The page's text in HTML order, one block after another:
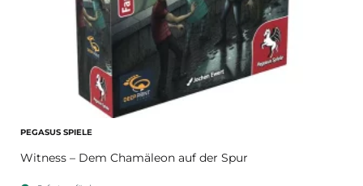
PEGASUS SPIELE
Witness – Dem Chamäleon auf der Spur